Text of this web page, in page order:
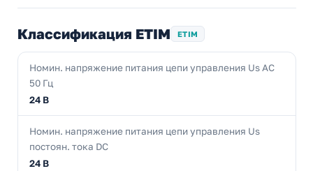
Классификация ETIM ETIM
Номин. напряжение питания цепи управления Us AC
50 Гц
24 В
Номин. напряжение питания цепи управления Us
постоян. тока DC
24 В